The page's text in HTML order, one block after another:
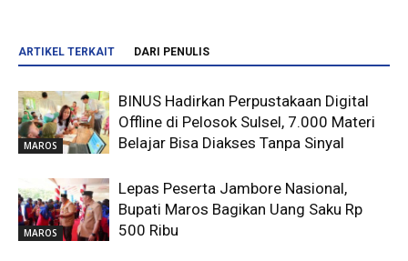
ARTIKEL TERKAIT DARI PENULIS
MAROS
BINUS Hadirkan Perpustakaan Digital
Offline di Pelosok Sulsel, 7.000 Materi
Belajar Bisa Diakses Tanpa Sinyal
MAROS
Lepas Peserta Jambore Nasional,
Bupati Maros Bagikan Uang Saku Rp
500 Ribu